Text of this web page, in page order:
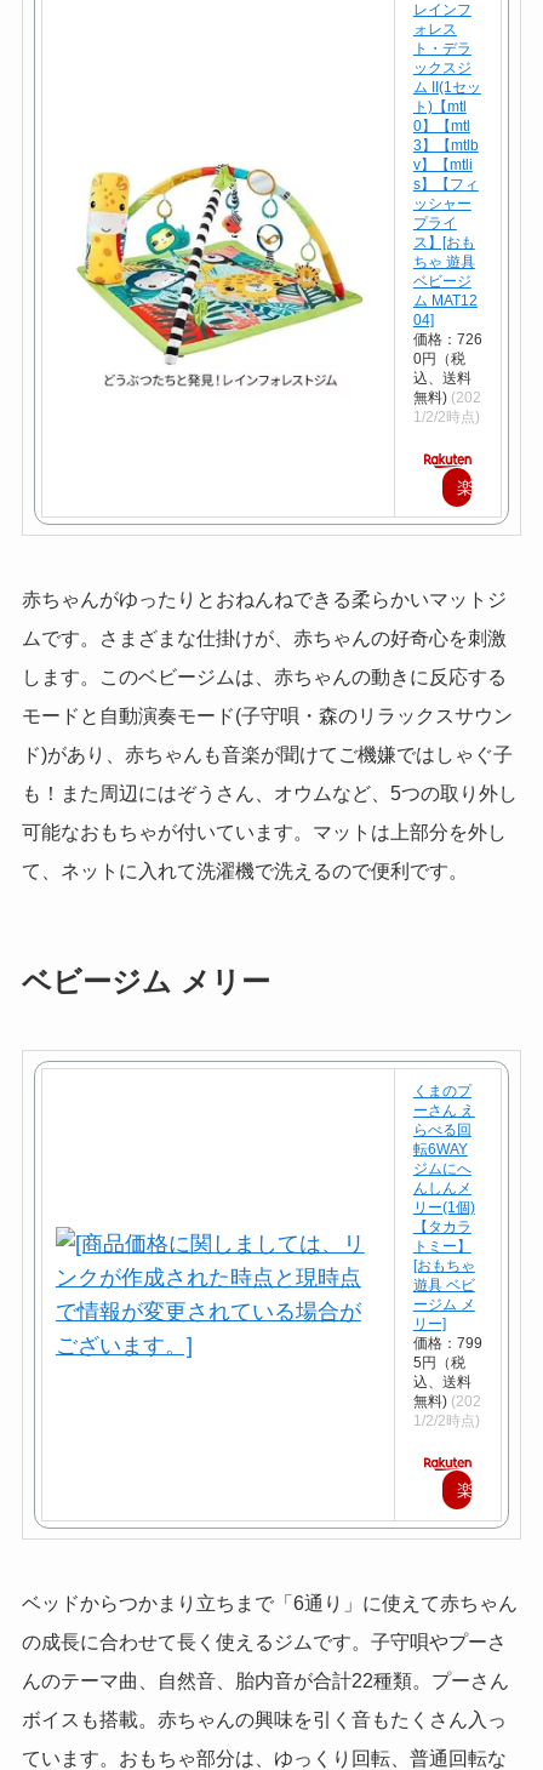
レインフ
ォレス
ト・デラ
ックスジ
ム II(1セッ
ト)【mtl
0】【mtl
3】【mtlb
v】【mtli
s】【フィ
ッシャー
プライ
ス】[おも
ちゃ 遊具
ベビージ
ム MAT12
04]
価格：726
0円（税
込、送料
無料) (202
1/2/2時点)
楽
天
購
入
赤ちゃんがゆったりとおねんねできる柔らかいマットジ
ムです。さまざまな仕掛けが、赤ちゃんの好奇心を刺激
します。このベビージムは、赤ちゃんの動きに反応する
モードと自動演奏モード(子守唄・森のリラックスサウン
ド)があり、赤ちゃんも音楽が聞けてご機嫌ではしゃぐ子
も！また周辺にはぞうさん、オウムなど、5つの取り外し
可能なおもちゃが付いています。マットは上部分を外し
て、ネットに入れて洗濯機で洗えるので便利です。
ベビージム メリー
くまのプ
ーさん え
らべる回
転6WAY
ジムにへ
んしんメ
リー(1個)
【タカラ
トミー】
[おもちゃ
遊具 ベビ
ージム メ
リー]
価格：799
5円（税
込、送料
無料) (202
1/2/2時点)
楽
天
購
入
ベッドからつかまり立ちまで「6通り」に使えて赤ちゃん
の成長に合わせて長く使えるジムです。子守唄やプーさ
んのテーマ曲、自然音、胎内音が合計22種類。プーさん
ボイスも搭載。赤ちゃんの興味を引く音もたくさん入っ
ています。おもちゃ部分は、ゆっくり回転、普通回転な